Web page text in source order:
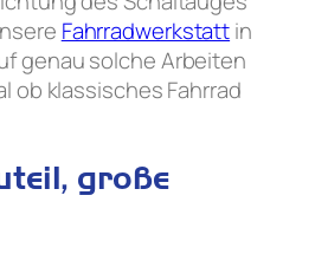
Fahrradwerkstattin
genau solche Arbeiten
ob klassisches Fahrrad
große